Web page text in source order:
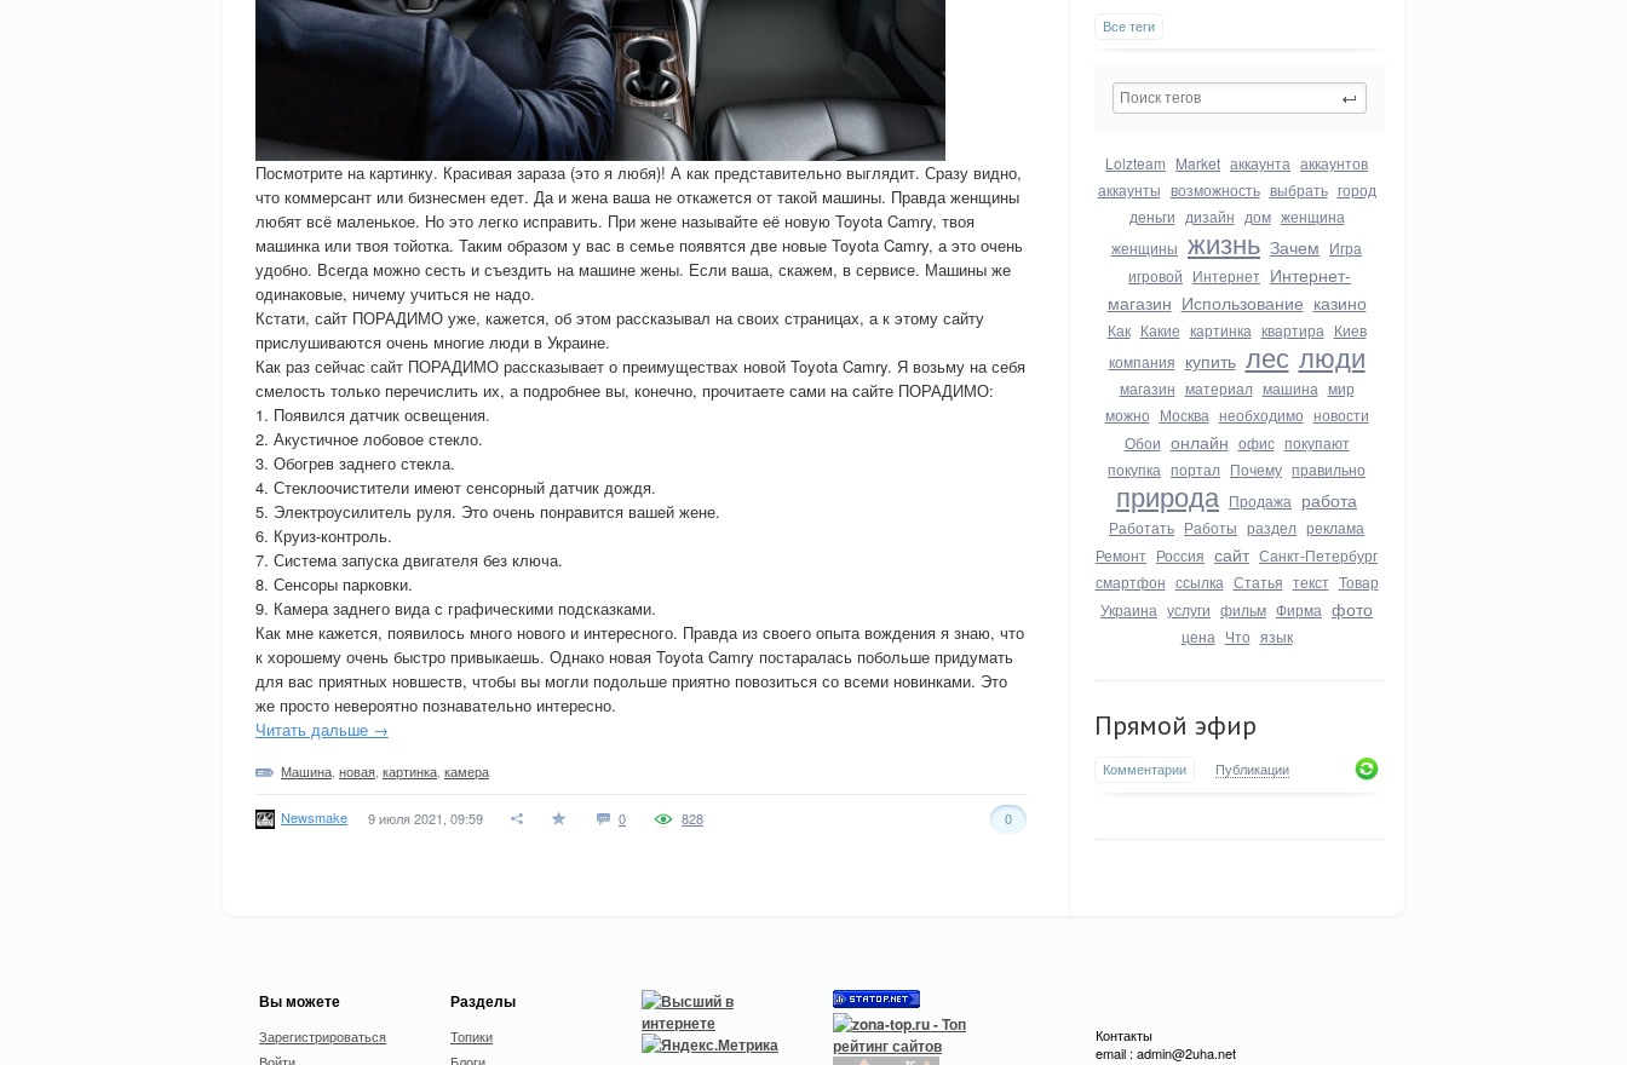
Все теги
Lolzteam Market аккаунта аккаунтов
аккаунты возможность выбрать город
деньги дизайн дом женщина
женщины жизнь Зачем Игра
игровой Интернет Интернет-
магазин Использование казино
Как Какие картинка квартира Киев
компания купить лес люди
магазин материал машина мир
можно Москва необходимо новости
Обои онлайн офис покупают
покупка портал Почему правильно
природа Продажа работа
Работать Работы раздел реклама
Ремонт Россия сайт Санкт-Петербург
смартфон ссылка Статья текст Товар
Украина услуги фильм Фирма фото
цена Что язык
Прямой эфир
Комментарии Публикации
Посмотрите на картинку. Красивая зараза (это я любя)! А как представительно выглядит. Сразу видно,
что коммерсант или бизнесмен едет. Да и жена ваша не откажется от такой машины. Правда женщины
любят всё маленькое. Но это легко исправить. При жене называйте её новую Toyota Camry, твоя
машинка или твоя тойотка. Таким образом у вас в семье появятся две новые Toyota Camry, а это очень
удобно. Всегда можно сесть и съездить на машине жены. Если ваша, скажем, в сервисе. Машины же
одинаковые, ничему учиться не надо.
Кстати, сайт ПОРАДИМО уже, кажется, об этом рассказывал на своих страницах, а к этому сайту
прислушиваются очень многие люди в Украине.
Как раз сейчас сайт ПОРАДИМО рассказывает о преимуществах новой Toyota Camry. Я возьму на себя
смелость только перечислить их, а подробнее вы, конечно, прочитаете сами на сайте ПОРАДИМО:
1. Появился датчик освещения.
2. Акустичное лобовое стекло.
3. Обогрев заднего стекла.
4. Стеклоочистители имеют сенсорный датчик дождя.
5. Электроусилитель руля. Это очень понравится вашей жене.
6. Круиз-контроль.
7. Система запуска двигателя без ключа.
8. Сенсоры парковки.
9. Камера заднего вида с графическими подсказками.
Как мне кажется, появилось много нового и интересного. Правда из своего опыта вождения я знаю, что
к хорошему очень быстро привыкаешь. Однако новая Toyota Camry постаралась побольше придумать
для вас приятных новшеств, чтобы вы могли подольше приятно повозиться со всеми новинками. Это
же просто невероятно познавательно интересно.
Читать дальше →
Машина новая картинка камера
Newsmake 9 июля 2021, 09:59 0 0
828
Вы можете
Зарегистрироваться
Разделы
Топики
Контакты
email : admin@2uha.net